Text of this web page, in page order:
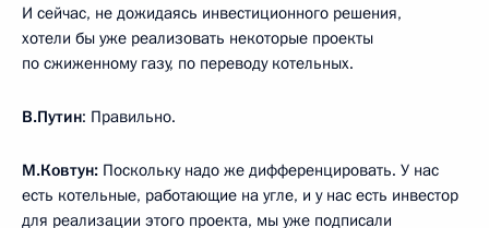
И сейчас, не дожидаясь инвестиционного решения,
хотели бы уже реализовать некоторые проекты
по сжиженному газу, по переводу котельных.
В.Путин: Правильно.
М.Ковтун: Поскольку надо же дифференцировать. У нас
есть котельные, работающие на угле, и у нас есть инвестор
для реализации этого проекта, мы уже подписали